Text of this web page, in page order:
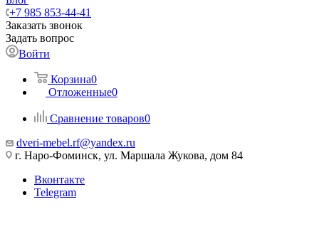
+7 985 853-44-41
Заказать звонок
Задать вопрос
Войти
Корзина0
Отложенные0
Сравнение товаров0
dveri-mebel.rf@yandex.ru
г. Наро-Фоминск, ул. Маршала Жукова, дом 84
Вконтакте
Telegram